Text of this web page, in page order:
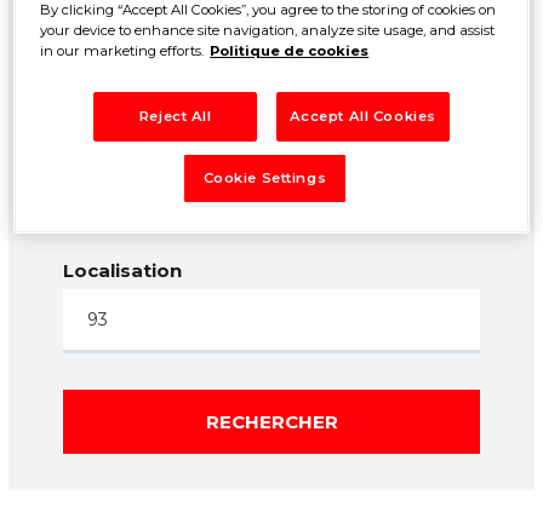
Année entre:
1960
Kilométrage entre:
0km 250000km
Localisation
RECHERCHER
By clicking “Accept All Cookies”, you agree to the storing of cookies on
your device to enhance site navigation, analyze site usage, and assist
in our marketing efforts. Politique de cookies
Reject All Accept All Cookies
Cookie Settings